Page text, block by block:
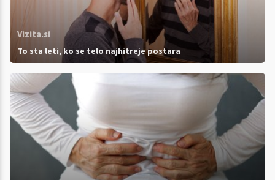
Vizita.si
To sta leti, ko se telo najhitreje postara